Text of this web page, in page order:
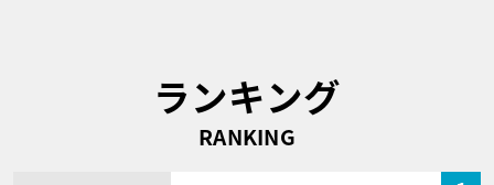
ランキング
RANKING